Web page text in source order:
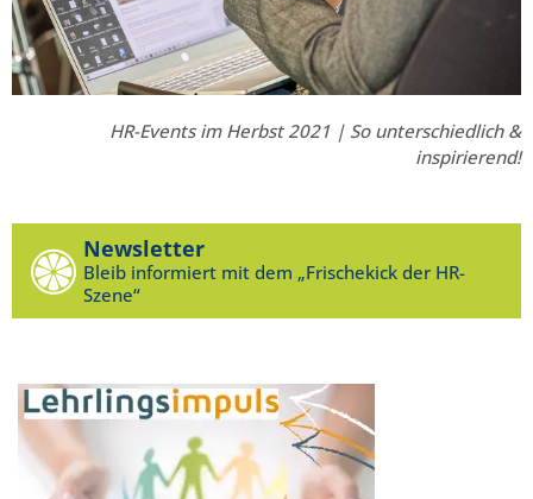
HR-Events im Herbst 2021 | So unterschiedlich &
inspirierend!
Newsletter
Bleib informiert mit dem „Frischekick der HR-
Szene“